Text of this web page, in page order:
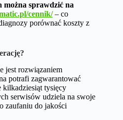
można sprawdzić na
cennik/– co
porównać koszty z
jest rozwiązaniem
potrafi zagwarantować
kilkadziesiąt tysięcy
serwisów udziela na swoje
zaufaniu do jakości